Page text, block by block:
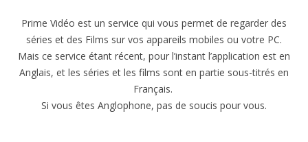
Prime Vidéo est un service qui vous permet de regarder des
séries et des Films sur vos appareils mobiles ou votre PC.
Mais ce service étant récent, pour l’instant l’application est en
Anglais, et les séries et les films sont en partie sous-titrés en
Français.
Si vous êtes Anglophone, pas de soucis pour vous.